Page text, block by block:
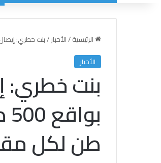
الرئيسية/الأخبار/بنت خطري: إيصال الأعلاف إلى
الأخبار
بنت خطري:
طن لكل